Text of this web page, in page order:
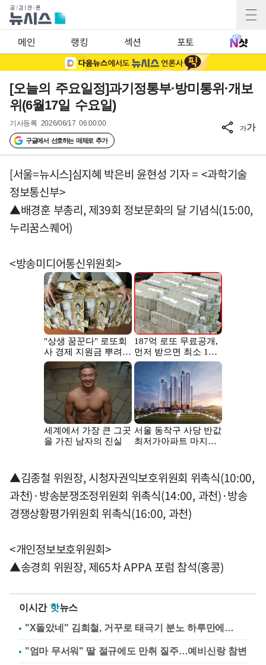
메인 랭킹 섹션 포토
[오늘의 주요일정]과기정통부·방미통위·개보
위(6월17일 수요일)
기사등록 2026/06/17 06:00:00
구글에서 선호하는 매체로 추가
가가
[서울=뉴시스]심지혜 박은비 윤현성 기자 = <과학기술
정보통신부>
▲배경훈 부총리, 제39회 정보문화의 달 기념식(15:00,
누리꿈스퀘어)
<방송미디어통신위원회>
▲김종철 위원장, 시청자권익보호위원회 위촉식(10:00,
과천)·방송분쟁조정위원회 위촉식(14:00, 과천)·방송
경쟁상황평가위원회 위촉식(16:00, 과천)
<개인정보보호위원회>
▲송경희 위원장, 제65차 APPA 포럼 참석(홍콩)
이시간 핫뉴스
"X돌았네" 김희철, 거꾸로 태극기 분노 하루만에…
"엄마 무서워" 딸 절규에도 만취 질주…예비신랑 참변